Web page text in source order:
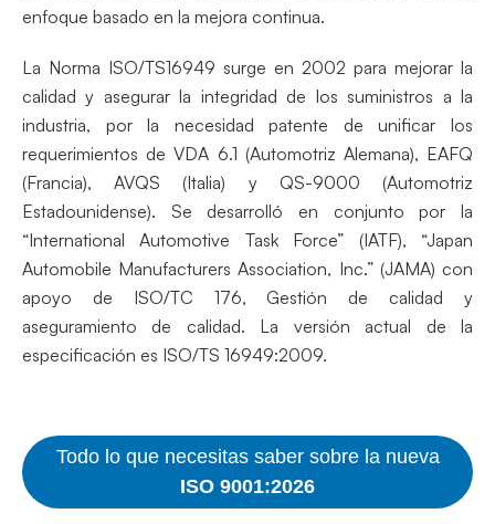
enfoque basado en la mejora continua.
La Norma ISO/TS16949 surge en 2002 para mejorar la
calidad y asegurar la integridad de los suministros a la
industria, por la necesidad patente de unificar los
requerimientos de VDA 6.1 (Automotriz Alemana), EAFQ
(Francia), AVQS (Italia) y QS-9000 (Automotriz
Estadounidense). Se desarrolló en conjunto por la
“International Automotive Task Force” (IATF), “Japan
Automobile Manufacturers Association, Inc.” (JAMA) con
apoyo de ISO/TC 176, Gestión de calidad y
aseguramiento de calidad. La versión actual de la
especificación es ISO/TS 16949:2009.
Todo lo que necesitas saber sobre la nueva
ISO 9001:2026